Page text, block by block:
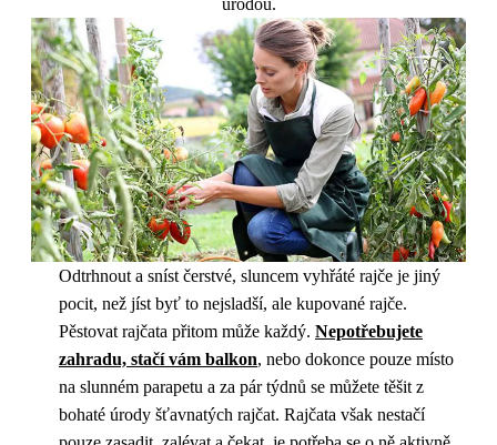
Odtrhnout a sníst čerstvé, sluncem vyhřáté rajče je jiný
pocit, než jíst byť to nejsladší, ale kupované rajče.
Pěstovat rajčata přitom může každý. Nepotřebujete
zahradu, stačí vám balkon, nebo dokonce pouze místo
na slunném parapetu a za pár týdnů se můžete těšit z
bohaté úrody šťavnatých rajčat. Rajčata však nestačí